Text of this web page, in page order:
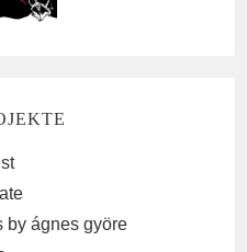
by ágnes györe